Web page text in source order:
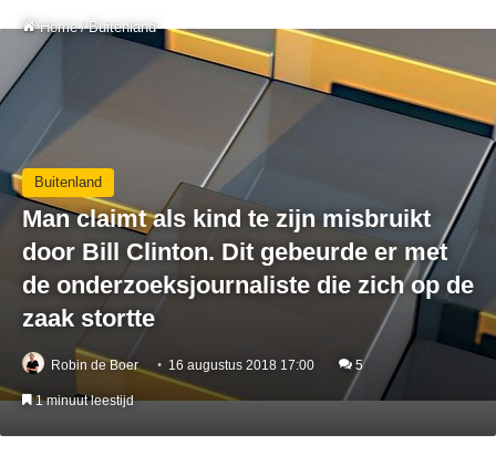
Home / Buitenland
Buitenland
Man claimt als kind te zijn misbruikt
door Bill Clinton. Dit gebeurde er met
de onderzoeksjournaliste die zich op de
zaak stortte
Robin de Boer 16 augustus 2018 17:00 5
1 minuut leestijd